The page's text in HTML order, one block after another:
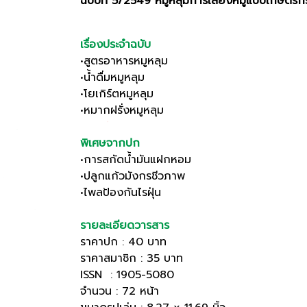
เรื่องประจำฉบับ
•สูตรอาหารหมูหลุม
•น้ำดื่มหมูหลุม
•โยเกิร์ตหมูหลุม
•หมากฝรั่งหมูหลุม
พิเศษจากปก
•การสกัดน้ำมันแฝกหอม
•ปลูกแก้วมังกรชีวภาพ
•ไพลป้องกันไรฝุ่น
รายละเอียดวารสาร
ราคาปก : 40 บาท
ราคาสมาชิก : 35 บาท
ISSN : 1905-5080
จำนวน : 72 หน้า